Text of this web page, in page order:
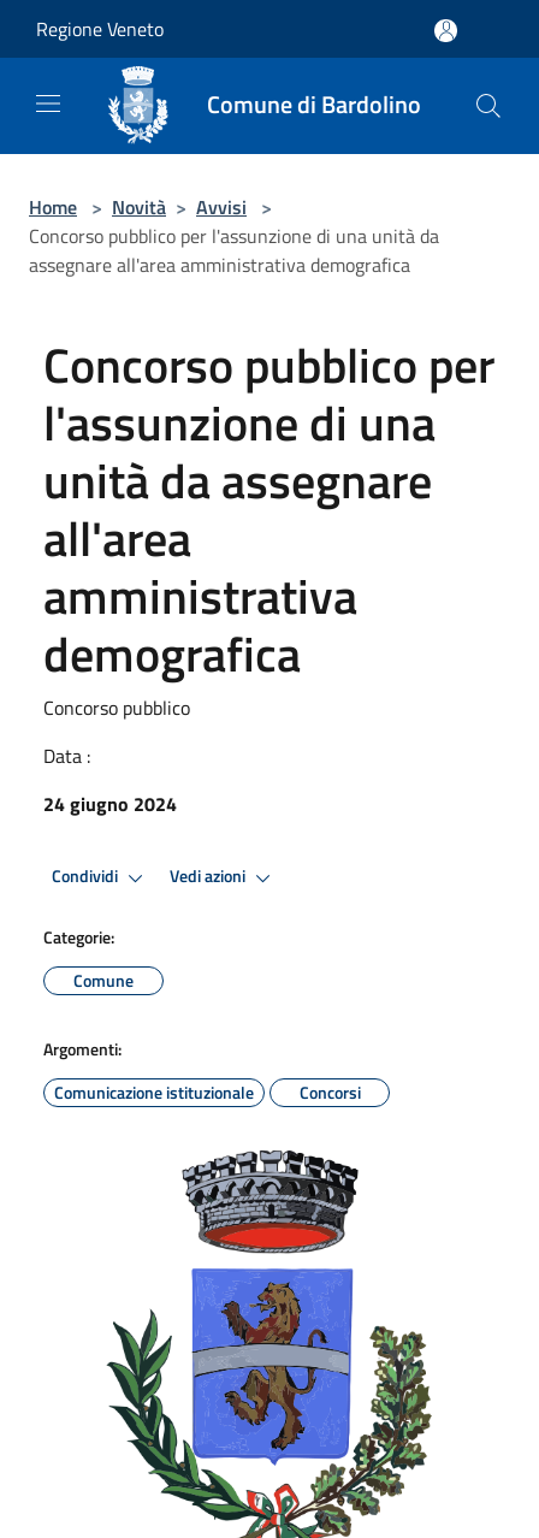
Regione Veneto
Comune di Bardolino
Home > Novità > Avvisi >
Concorso pubblico per l'assunzione di una unità da
assegnare all'area amministrativa demografica
Concorso pubblico per
l'assunzione di una
unità da assegnare
all'area
amministrativa
demografica
Concorso pubblico
Data :
24 giugno 2024
Condividi Vedi azioni
Categorie:
Comune
Argomenti:
Comunicazione istituzionale
Concorsi